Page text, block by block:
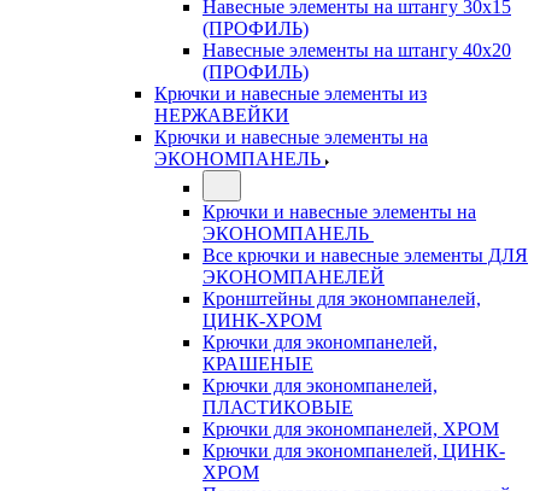
Навесные элементы на штангу 30х15
(ПРОФИЛЬ)
Навесные элементы на штангу 40х20
(ПРОФИЛЬ)
Крючки и навесные элементы из
НЕРЖАВЕЙКИ
Крючки и навесные элементы на
ЭКОНОМПАНЕЛЬ
Крючки и навесные элементы на
ЭКОНОМПАНЕЛЬ
Все крючки и навесные элементы ДЛЯ
ЭКОНОМПАНЕЛЕЙ
Кронштейны для экономпанелей,
ЦИНК-ХРОМ
Крючки для экономпанелей,
КРАШЕНЫЕ
Крючки для экономпанелей,
ПЛАСТИКОВЫЕ
Крючки для экономпанелей, ХРОМ
Крючки для экономпанелей, ЦИНК-
ХРОМ